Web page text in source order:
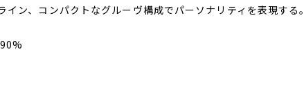
イン、コンパクトなグルーヴ構成でパーソナリティを表現する。